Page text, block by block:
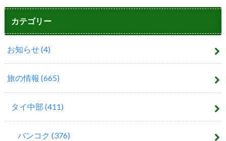
カテゴリー
お知らせ(4)
旅の情報 (665)
タイ中部 (411)
バンコク (376)